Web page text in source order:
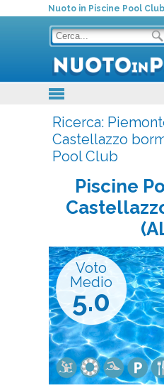
Nuoto in Piscine Pool
Ricerca:
Castellazzo
Pool Club
Piscine
Voto
Medio
5.0